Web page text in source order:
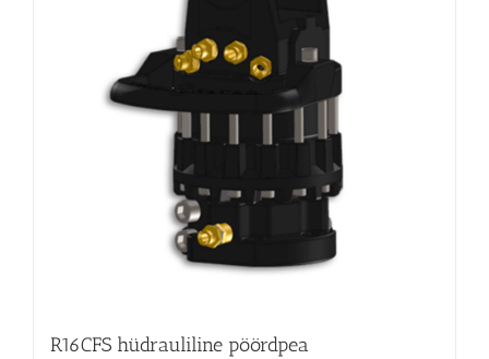
R16CFS hüdrauliline pöördpea